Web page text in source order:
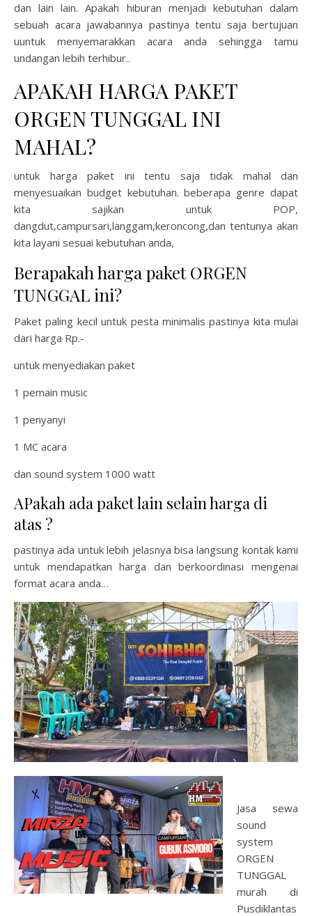
dan lain lain. Apakah hiburan menjadi kebutuhan dalam
sebuah acara jawabannya pastinya tentu saja bertujuan
uuntuk menyemarakkan acara anda sehingga tamu
undangan lebih terhibur..
APAKAH HARGA PAKET
ORGEN TUNGGAL INI
MAHAL?
untuk harga paket ini tentu saja tidak mahal dan
menyesuaikan budget kebutuhan. beberapa genre dapat
kita sajikan untuk POP,
dangdut,campursari,langgam,keroncong,dan tentunya akan
kita layani sesuai kebutuhan anda,
Berapakah harga paket ORGEN
TUNGGAL ini?
Paket paling kecil untuk pesta minimalis pastinya kita mulai
dari harga Rp.-
untuk menyediakan paket
1 pemain music
1 penyanyi
1 MC acara
dan sound system 1000 watt
APakah ada paket lain selain harga di
atas ?
pastinya ada untuk lebih jelasnya bisa langsung kontak kami
untuk mendapatkan harga dan berkoordinasi mengenai
format acara anda…
Jasa sewa
sound
system
ORGEN
TUNGGAL
murah di
Pusdiklantas